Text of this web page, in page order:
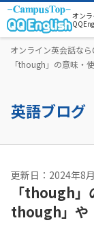
オン
オンライン英会話なら
「though」の意味・
英語ブログ
更新日：2024年8
「though
though」や